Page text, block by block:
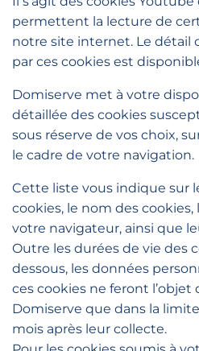
permettent la lecture de
notre site internet. Le détail
par ces cookies est
Domiserve met à votre
détaillée des cookies
sous réserve de vos choix,
le cadre de votre navigation.
Cette liste vous indique sur
cookies, le nom des
votre navigateur, ainsi que
Outre les durées de vie des
dessous, les données
ces cookies ne feront
Domiserve que dans la
mois après leur collecte.